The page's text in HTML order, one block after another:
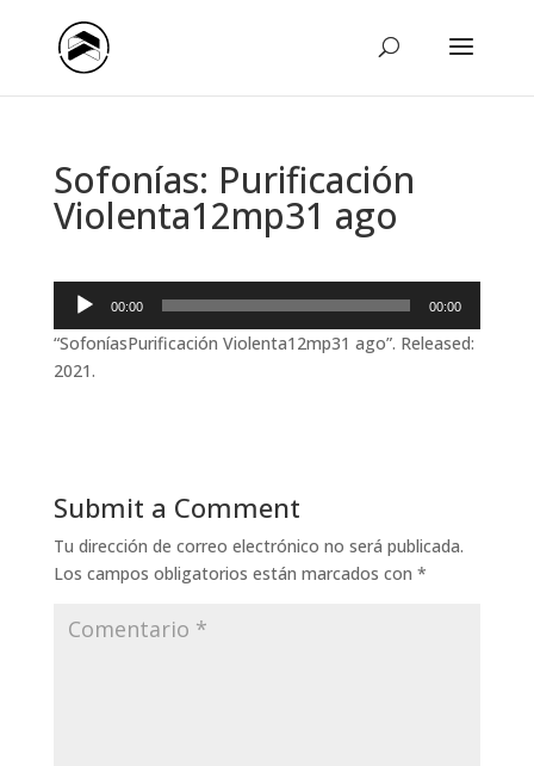
Sofonías: Purificación
Violenta12mp31 ago
Reproductor
audio
00:00 00:00
“SofoníasPurificación Violenta12mp31 ago”. Released:
2021.
Submit a Comment
Tu dirección de correo electrónico no será publicada.
Los campos obligatorios están marcados con *